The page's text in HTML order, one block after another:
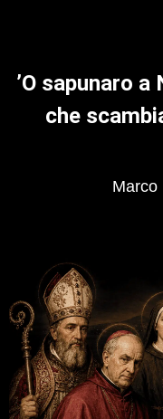
’O sapunaro
che
Marco